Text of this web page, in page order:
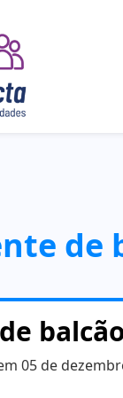
de
05 de